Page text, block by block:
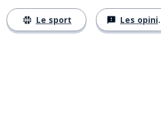
Le sport Les opinions